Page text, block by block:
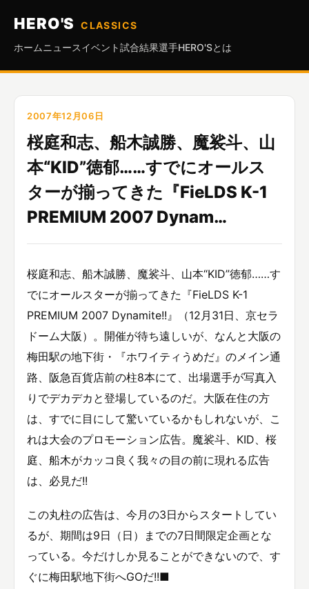
HERO'S
CLASSICS
ホーム ニュースイベント試合結果選手HERO'Sとは
2007年12月06日
桜庭和志、船木誠勝、魔裟斗、山
本“KID”徳郁……すでにオールス
ターが揃ってきた『FieLDS K-1
PREMIUM 2007 Dynam…
桜庭和志、船木誠勝、魔裟斗、山本“KID”徳郁……す
でにオールスターが揃ってきた『FieLDS K-1
PREMIUM 2007 Dynamite!!』（12月31日、京セラ
ドーム大阪）。開催が待ち遠しいが、なんと大阪の
梅田駅の地下街・『ホワイティうめだ』のメイン通
路、阪急百貨店前の柱8本にて、出場選手が写真入
りでデカデカと登場しているのだ。大阪在住の方
は、すでに目にして驚いているかもしれないが、こ
れは大会のプロモーション広告。魔裟斗、KID、桜
庭、船木がカッコ良く我々の目の前に現れる広告
は、必見だ!!
この丸柱の広告は、今月の3日からスタートしてい
るが、期間は9日（日）までの7日間限定企画とな
っている。今だけしか見ることができないので、す
ぐに梅田駅地下街へGOだ!!■